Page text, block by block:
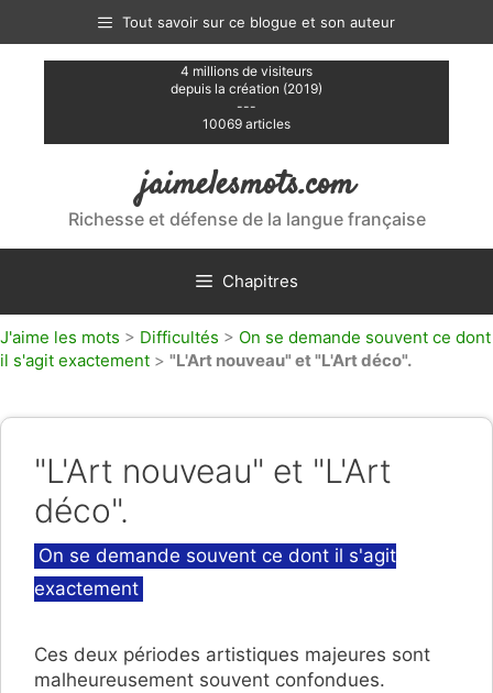
contenu
Tout savoir sur ce blogue et son auteur
4 millions de visiteurs
depuis la création (2019)
---
10069 articles
jaimelesmots.com
Richesse et défense de la langue française
Chapitres
J'aime les mots > Difficultés > On se demande souvent ce dont
il s'agit exactement > "L'Art nouveau" et "L'Art déco".
"L'Art nouveau" et "L'Art
déco".
Catégories
On se demande souvent ce dont il s'agit
exactement
Ces deux périodes artistiques majeures sont
malheureusement souvent confondues.